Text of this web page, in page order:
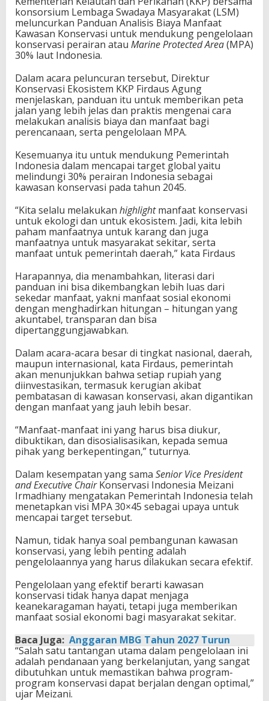
konsorsium Lembaga Swadaya Masyarakat (LSM)
meluncurkan Panduan Analisis Biaya Manfaat
Kawasan Konservasi untuk mendukung pengelolaan
konservasi perairan atau Marine Protected Area(MPA)
30% laut Indonesia.
Dalam acara peluncuran tersebut, Direktur
Konservasi Ekosistem KKP Firdaus Agung
menjelaskan, panduan itu untuk memberikan peta
jalan yang lebih jelas dan praktis mengenai cara
melakukan analisis biaya dan manfaat bagi
perencanaan, serta pengelolaan MPA.
Kesemuanya itu untuk mendukung Pemerintah
Indonesia dalam mencapai target global yaitu
melindungi 30% perairan Indonesia sebagai
kawasan konservasi pada tahun 2045.
“Kita selalu melakukan highlightmanfaat konservasi
untuk ekologi dan untuk ekosistem. Jadi, kita lebih
paham manfaatnya untuk karang dan juga
manfaatnya untuk masyarakat sekitar, serta
manfaat untuk pemerintah daerah,” kata Firdaus
Harapannya, dia menambahkan, literasi dari
panduan ini bisa dikembangkan lebih luas dari
sekedar manfaat, yakni manfaat sosial ekonomi
dengan menghadirkan hitungan – hitungan yang
akuntabel, transparan dan bisa
dipertanggungjawabkan.
Dalam acara-acara besar di tingkat nasional, daerah,
maupun internasional, kata Firdaus, pemerintah
akan menunjukkan bahwa setiap rupiah yang
diinvestasikan, termasuk kerugian akibat
pembatasan di kawasan konservasi, akan digantikan
dengan manfaat yang jauh lebih besar.
“Manfaat-manfaat ini yang harus bisa diukur,
dibuktikan, dan disosialisasikan, kepada semua
pihak yang berkepentingan,” tuturnya.
Dalam kesempatan yang sama Senior Vice President
and Executive ChairKonservasi Indonesia Meizani
Irmadhiany mengatakan Pemerintah Indonesia telah
menetapkan visi MPA 30×45 sebagai upaya untuk
mencapai target tersebut.
Namun, tidak hanya soal pembangunan kawasan
konservasi, yang lebih penting adalah
pengelolaannya yang harus dilakukan secara efektif.
Pengelolaan yang efektif berarti kawasan
konservasi tidak hanya dapat menjaga
keanekaragaman hayati, tetapi juga memberikan
manfaat sosial ekonomi bagi masyarakat sekitar.
Baca Juga: Anggaran MBG Tahun 2027 Turun
“Salah satu tantangan utama dalam pengelolaan ini
adalah pendanaan yang berkelanjutan, yang sangat
dibutuhkan untuk memastikan bahwa program-
program konservasi dapat berjalan dengan optimal,”
ujar Meizani.